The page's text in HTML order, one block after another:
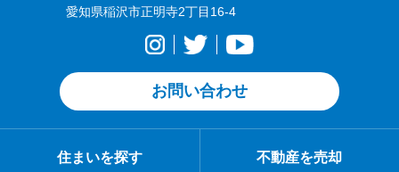
愛知県稲沢市正明寺2丁目16-4
お問い合わせ
住まいを探す 不動産を売却